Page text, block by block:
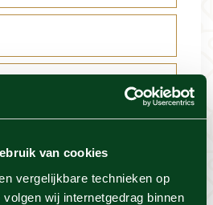
van cookies
vergelijkbare technieken op
wij internetgedrag binnen